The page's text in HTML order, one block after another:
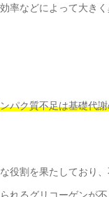
率などによって大き
パク質不足は基礎代
役割を果たしており